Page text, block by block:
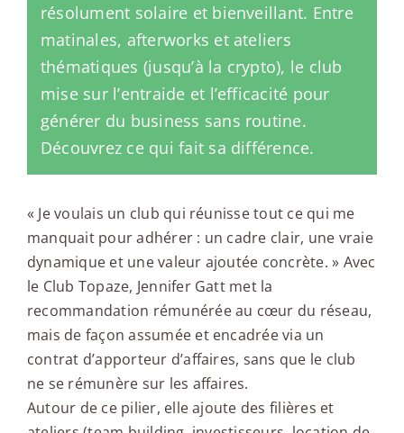
résolument solaire et bienveillant. Entre
matinales, afterworks et ateliers
thématiques (jusqu’à la crypto), le club
mise sur l’entraide et l’efficacité pour
générer du business sans routine.
Découvrez ce qui fait sa différence.
« Je voulais un club qui réunisse tout ce qui me
manquait pour adhérer : un cadre clair, une vraie
dynamique et une valeur ajoutée concrète. » Avec
le Club Topaze, Jennifer Gatt met la
recommandation rémunérée au cœur du réseau,
mais de façon assumée et encadrée via un
contrat d’apporteur d’affaires, sans que le club
ne se rémunère sur les affaires.
Autour de ce pilier, elle ajoute des filières et